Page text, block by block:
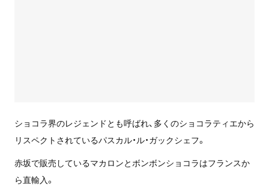
ショコラ界のレジェンドとも呼ばれ、多くのショコラティエから
リスペクトされているパスカル・ル・ガックシェフ。
赤坂で販売しているマカロンとボンボンショコラはフランスか
ら直輸入。